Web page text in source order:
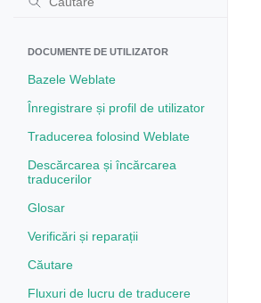
DOCUMENTE DE UTILIZATOR
Bazele Weblate
Înregistrare și profil de utilizator
Traducerea folosind Weblate
Descărcarea și încărcarea
traducerilor
Glosar
Verificări și reparații
Căutare
Fluxuri de lucru de traducere